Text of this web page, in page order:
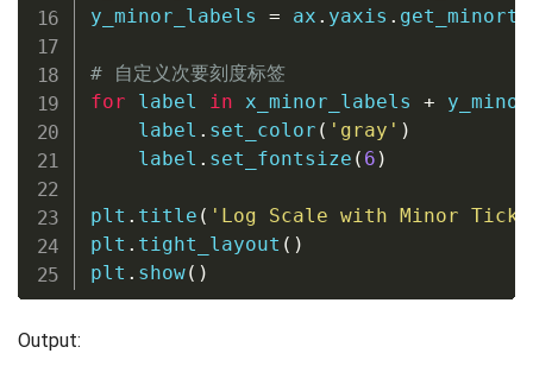
y_minor_labels = ax . yaxis .
# 自定义次要刻度标签
for label in x_minor_labels +
    label
. set_color ( 'gray' )
    label
. set_fontsize ( 6 )
plt . title ( 'Log Scale with Minor
plt . tight_layout ( )
plt . show( )
Output: